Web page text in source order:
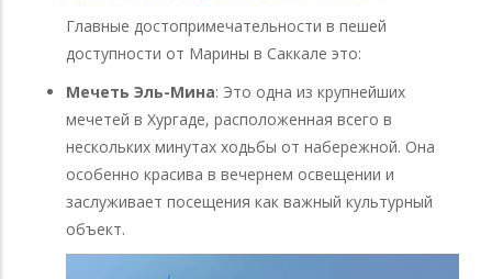
Главные достопримечательности в пешей
доступности от Марины в Саккале это:
Мечеть Эль-Мина: Это одна из крупнейших
мечетей в Хургаде, расположенная всего в
нескольких минутах ходьбы от набережной. Она
особенно красива в вечернем освещении и
заслуживает посещения как важный культурный
объект.